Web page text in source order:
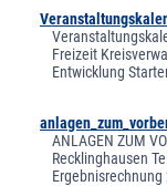
Freizeit
Entwicklung
ANLAGEN ZUM
Recklinghausen